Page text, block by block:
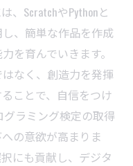
、ScratchやPythonと
、簡単な作品を作成
を育んでいきます。
なく、創造力を発揮
ことで、自信をつけ
ラミング検定の取得
の意欲が高まりま
にも貢献し、デジタ